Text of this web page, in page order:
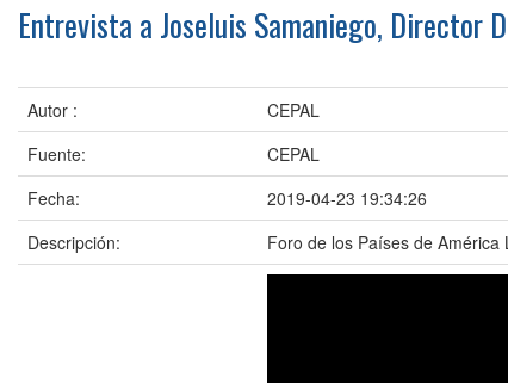
Entrevista a Joseluis Samaniego, Director
Autor :
CEPAL
Fuente:
CEPAL
Fecha:
2019-04-23 19:34:26
Descripción:
Foro de los Países de